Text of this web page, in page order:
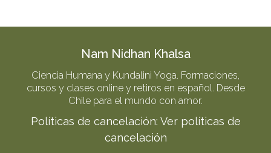
Nam Nidhan Khalsa
Ciencia Humana y Kundalini Yoga. Formaciones,
cursos y clases online y retiros en español. Desde
Chile para el mundo con amor.
Políticas de cancelación: Ver políticas de
cancelación